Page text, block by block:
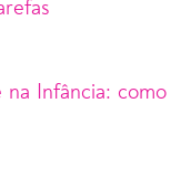
na Infância: como